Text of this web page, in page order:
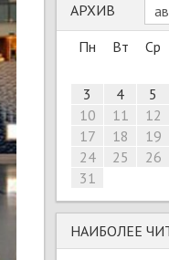
АРХИВ
Пн
Вт Ср
3
4 5
10
11 12
17
18 19
24
25 26
31
НАИБОЛЕЕ